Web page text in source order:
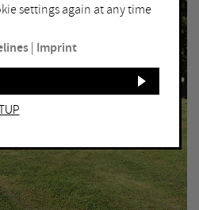
settings again at any time
Imprint